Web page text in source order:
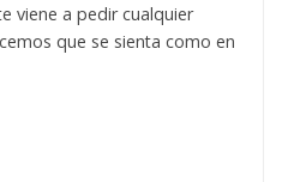
viene a pedir cualquier
que se sienta como en